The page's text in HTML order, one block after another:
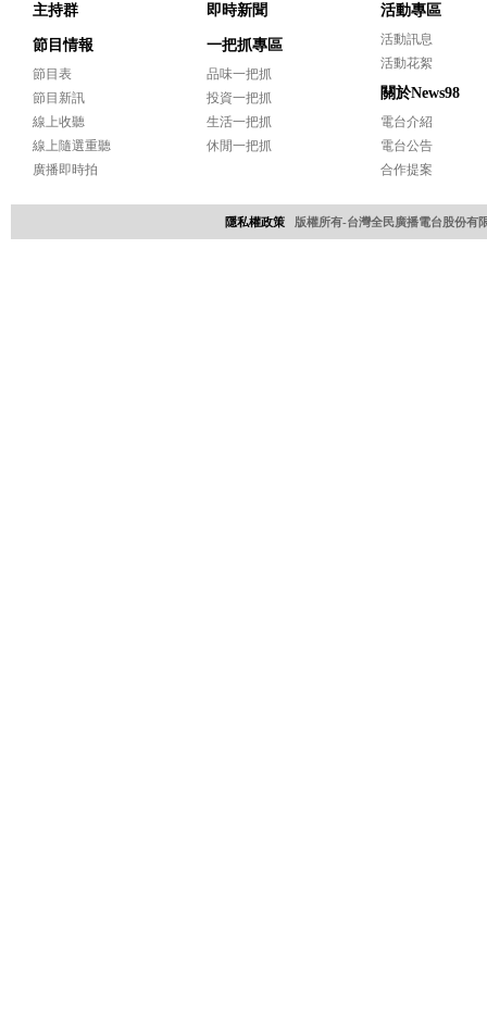
主持群
節目情報
節目表
節目新訊
線上收聽
線上隨選重聽
廣播即時拍
即時新聞
一把抓專區
品味一把抓
投資一把抓
生活一把抓
休閒一把抓
活動專區
活動訊息
活動花絮
關於News98
電台介紹
電台公告
合作提案
隱私權政策 版權所有-台灣全民廣播電台股份有